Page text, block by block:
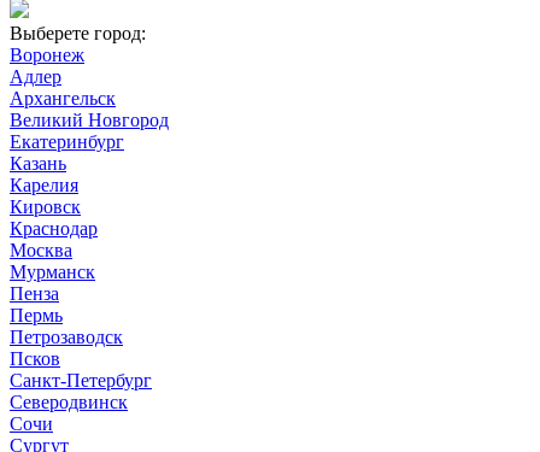
Выберете город:
Воронеж
Адлер
Архангельск
Великий Новгород
Екатеринбург
Казань
Карелия
Кировск
Краснодар
Москва
Мурманск
Пенза
Пермь
Петрозаводск
Псков
Санкт-Петербург
Северодвинск
Сочи
Сургут